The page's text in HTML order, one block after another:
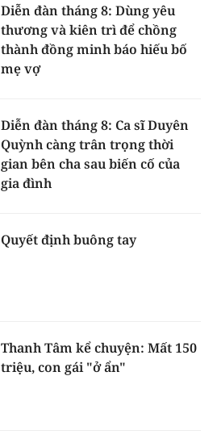
Diễn đàn tháng 8: Dùng yêu
thương và kiên trì để chồng
thành đồng minh báo hiếu bố
mẹ vợ
Diễn đàn tháng 8: Ca sĩ Duyên
Quỳnh càng trân trọng thời
gian bên cha sau biến cố của
gia đình
Quyết định buông tay
Thanh Tâm kể chuyện: Mất 150
triệu, con gái "ở ẩn"